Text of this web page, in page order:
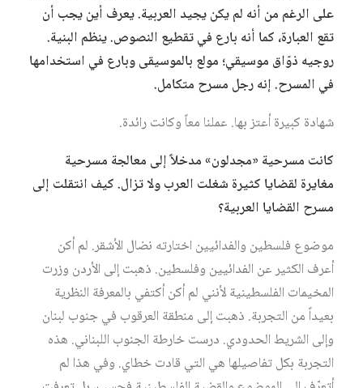
على الرغم من أنه لم يكن يجيد العربية. يعرف أين يجب أن
تقع العبارة، كما أنه بارع في تقطيع النصوص. ينظم البنية.
روجيه ذوّاق موسيقي؛ مولع بالموسيقى وبارع في استخدامها
في المسرح. إنه رجل مسرح متكامل.
شهادة كبيرة أعتز بها. عملنا معاً وكانت رائدة.
كانت مسرحية «مجدلون» مدخلاً إلى معالجة مسرحية
مغايرة لقضايا كثيرة شغلت العرب ولا تزال. كيف انتقلت إلى
مسرح القضايا العربية؟
موضوع فلسطين والفدائيين اختارته نضال الأشقر. لم أكن
أعرف الكثير عن الفدائيين وفلسطين. ذهبت إلى الأردن وزرت
المخيمات الفلسطينية لأنني لم أكن أكتفي بالمعرفة النظرية
بعيداً من التجربة. ذهبت إلى منطقة العرقوب في جنوب لبنان
وإلى الشريط الحدودي. درست خارطة الجنوب اللبناني. هذه
التجربة بكل تفاصيلها هي التي قادت خطاي. وفي هذا لم